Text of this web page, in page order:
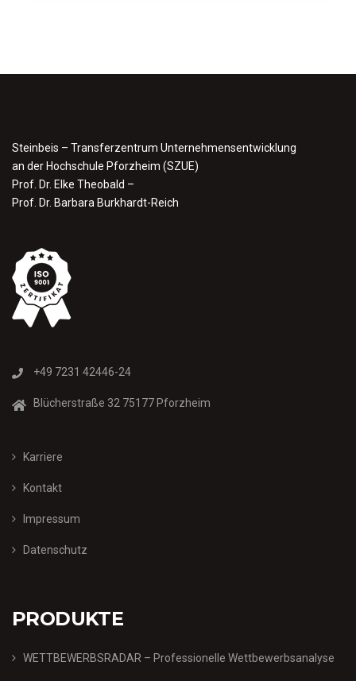
Steinbeis – Transferzentrum Unternehmensentwicklung
an der Hochschule Pforzheim (SZUE)
Prof. Dr. Elke Theobald –
Prof. Dr. Barbara Burkhardt-Reich
+49 7231 42446-24
Blücherstraße 32 75177 Pforzheim
Karriere
Kontakt
Impressum
Datenschutz
PRODUKTE
WETTBEWERBSRADAR – Professionelle Wettbewerbsanalyse